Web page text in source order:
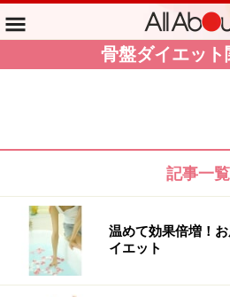
骨盤ダイエット
記事一覧
温めて効果倍増！
イエット